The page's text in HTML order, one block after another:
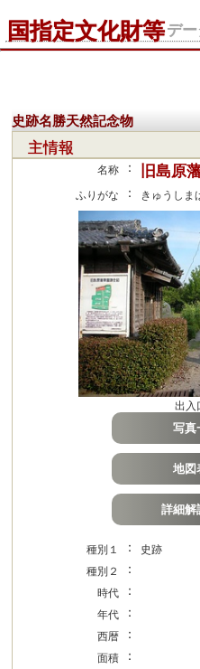
国指定文化財等デ
史跡名勝天然記念物
主情報
名称 ： 旧島原
ふりがな ： きゅうしま
出入
写
地
詳細
種別１ ：
史跡
種別２
：
時代 ：
年代 ：
西暦 ：
面積 ：